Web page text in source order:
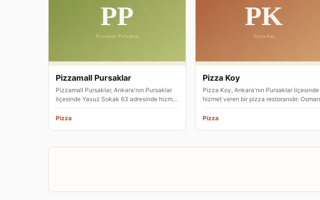
Pizzamall Pursaklar
Pizzamall Pursaklar, Ankara'nın Pursaklar
ilçesinde Yavuz Sokak 63 adresinde hizmet
veren bir pizza restoranıd…
Pizza
Pizza Koy
Pizza Koy, Ankara'nın Pursaklar ilçesinde
hizmet veren bir pizza restoranıdır. Osman
Bey Caddesi 17C adresinde…
Pizza